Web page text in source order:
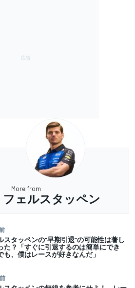
More from
ェルスタッペン
スタッペンの”早期引退”の可能性は著し
た？「すぐに引退するのは簡単にでき
も、僕はレースが好きなんだ」